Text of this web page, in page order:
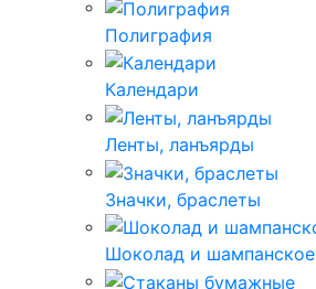
Полиграфия
Календари
Ленты, ланъярды
Значки, браслеты
Шоколад и шампанское